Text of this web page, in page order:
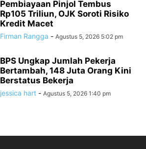
Pembiayaan Pinjol Tembus
Rp105 Triliun, OJK Soroti Risiko
Kredit Macet
Firman Rangga - Agustus 5, 2026 5:02 pm
BPS Ungkap Jumlah Pekerja
Bertambah, 148 Juta Orang Kini
Berstatus Bekerja
jessica hart - Agustus 5, 2026 1:40 pm